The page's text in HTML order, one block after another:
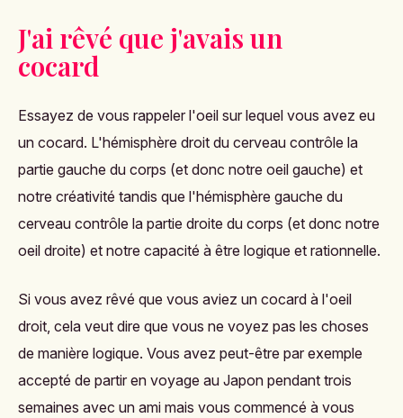
J'ai rêvé que j'avais un
cocard
Essayez de vous rappeler l'oeil sur lequel vous avez eu
un cocard. L'hémisphère droit du cerveau contrôle la
partie gauche du corps (et donc notre oeil gauche) et
notre créativité tandis que l'hémisphère gauche du
cerveau contrôle la partie droite du corps (et donc notre
oeil droite) et notre capacité à être logique et rationnelle.
Si vous avez rêvé que vous aviez un cocard à l'oeil
droit, cela veut dire que vous ne voyez pas les choses
de manière logique. Vous avez peut-être par exemple
accepté de partir en voyage au Japon pendant trois
semaines avec un ami mais vous commencé à vous